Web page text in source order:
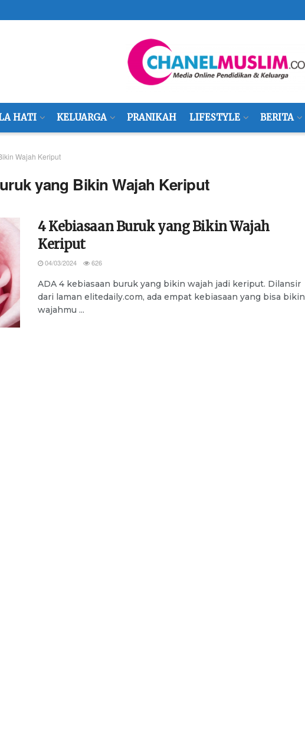
HATI KELUARGA PRANIKAH LIFESTYLE BERITA
Wajah Keriput
yang Bikin Wajah Keriput
4 Kebiasaan Buruk yang Bikin Wajah
Keriput
04/03/2024 626
ADA 4 kebiasaan buruk yang bikin wajah jadi keriput. Dilansir
dari laman elitedaily.com, ada empat kebiasaan yang bisa bikin
wajahmu ...